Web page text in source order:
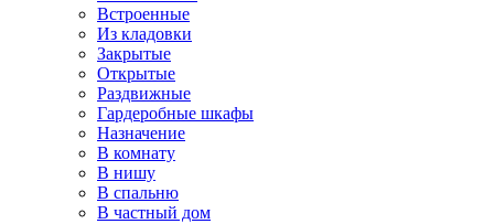
Встроенные
Из кладовки
Закрытые
Открытые
Раздвижные
Гардеробные шкафы
Назначение
В комнату
В нишу
В спальню
В частный дом